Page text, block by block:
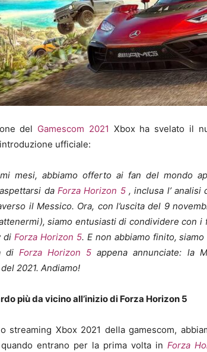
del Gamescom 2021 Xbox ha svelato il
ufficiale:
mesi, abbiamo offerto ai fan del mondo
da Forza Horizon 5, inclusa l’ analisi
il Messico. Ora, con l’uscita del 9
siamo entusiasti di condividere con
di Forza Horizon 5. E non abbiamo finito,
diForza Horizon 5 appena annunciate: la
2021. Andiamo!
più da vicino all’inizio di Forza Horizon 5
streaming Xbox 2021 della gamescom,
entrano per la prima volta in Forza